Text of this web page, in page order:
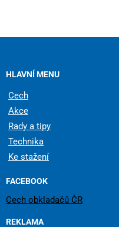
HLAVNÍ MENU
Cech
Akce
Rady a tipy
Technika
Ke stažení
FACEBOOK
Cech obkladačů ČR
REKLAMA